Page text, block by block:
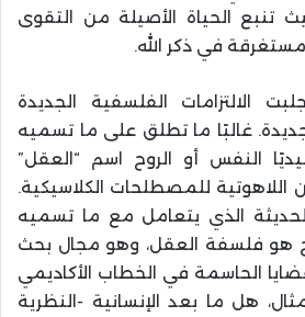
تنبع الحياة الأصيلة من التقوى
مستغرقة في ذكر الله.
الالتزامات الفلسفية الجديدة
غالبًا ما تطلق على ما تسميه
النفس أو الروح اسم “العقل”
اللاهوتية للمصطلحات الكلاسيكية.
الذي يتعامل مع ما تسميه
هو فلسفة العقل، وهو مجال بحث
الحاسمة في الخطاب الأكاديمي
هل ما بعد الإنسانية -النظرية